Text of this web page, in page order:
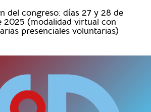
del congreso: días 27 y 28 de
2025 (modalidad virtual con
presenciales voluntarias)